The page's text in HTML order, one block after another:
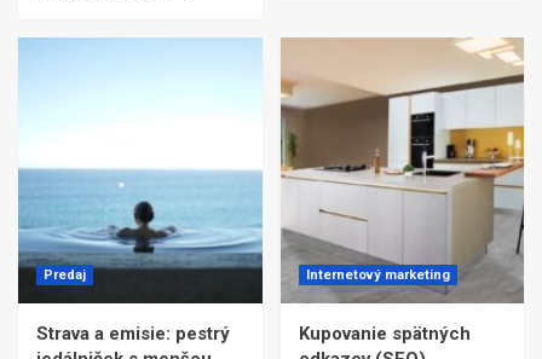
Predaj
Strava a emisie: pestrý
Internetový marketing
Kupovanie spätných